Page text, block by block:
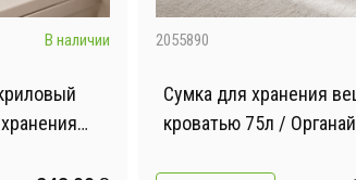
В наличии 2055890
Сумка для хранения
кроватью 75л /